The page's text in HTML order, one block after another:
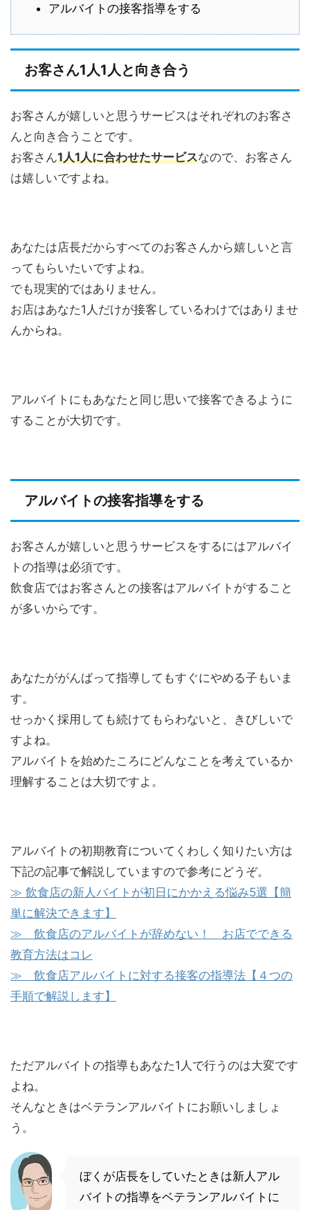
アルバイトの接客指導をする
お客さん1人1人と向き合う
お客さんが嬉しいと思うサービスはそれぞれのお客さ
んと向き合うことです。
お客さん1人1人に合わせたサービスなので、お客さん
は嬉しいですよね。
あなたは店長だからすべてのお客さんから嬉しいと言
ってもらいたいですよね。
でも現実的ではありません。
お店はあなた1人だけが接客しているわけではありませ
んからね。
アルバイトにもあなたと同じ思いで接客できるように
することが大切です。
アルバイトの接客指導をする
お客さんが嬉しいと思うサービスをするにはアルバイ
トの指導は必須です。
飲食店ではお客さんとの接客はアルバイトがすること
が多いからです。
あなたががんばって指導してもすぐにやめる子もいま
す。
せっかく採用しても続けてもらわないと、きびしいで
すよね。
アルバイトを始めたころにどんなことを考えているか
理解することは大切ですよ。
アルバイトの初期教育についてくわしく知りたい方は
下記の記事で解説していますので参考にどうぞ。
≫ 飲食店の新人バイトが初日にかかえる悩み5選【簡
単に解決できます】
≫ 飲食店のアルバイトが辞めない！ お店でできる
教育方法はコレ
≫ 飲食店アルバイトに対する接客の指導法【４つの
手順で解説します】
ただアルバイトの指導もあなた1人で行うのは大変です
よね。
そんなときはベテランアルバイトにお願いしましょ
う。
ぼくが店長をしていたときは新人アル
バイトの指導をベテランアルバイトに